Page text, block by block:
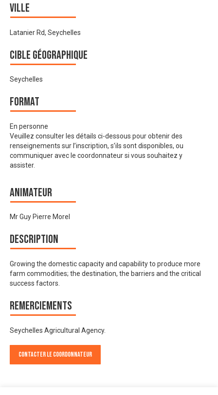
Ville
Latanier Rd, Seychelles
Cible géographique
Seychelles
Format
En personne
Veuillez consulter les détails ci-dessous pour obtenir des
renseignements sur l’inscription, s’ils sont disponibles, ou
communiquer avec le coordonnateur si vous souhaitez y
assister.
Animateur
Mr Guy Pierre Morel
Description
Growing the domestic capacity and capability to produce more
farm commodities; the destination, the barriers and the critical
success factors.
Remerciements
Seychelles Agricultural Agency.
Contacter le Coordonnateur